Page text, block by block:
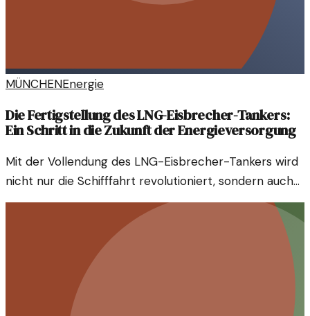
MÜNCHENEnergie
Die Fertigstellung des LNG-Eisbrecher-Tankers:
Ein Schritt in die Zukunft der Energieversorgung
Mit der Vollendung des LNG-Eisbrecher-Tankers wird
nicht nur die Schifffahrt revolutioniert, sondern auch
die Art und Weise, wie wir über Energieversorgung
denken. Diese Entwicklung könnte weitreichende